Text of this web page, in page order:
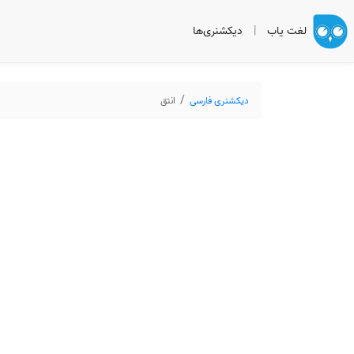
لغت یاب | دیکشنری‌ها
دیکشنری فارسی انتق